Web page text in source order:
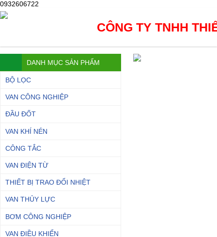
0932606722
CÔNG TY TNHH
DANH MỤC SẢN PHẨM
BỘ LỌC
VAN CÔNG NGHIỆP
ĐẦU ĐỐT
VAN KHÍ NÉN
CÔNG TẮC
VAN ĐIỆN TỪ
THIẾT BỊ TRAO ĐỔI NHIỆT
VAN THỦY LỰC
BƠM CÔNG NGHIỆP
VAN ĐIỀU KHIỂN